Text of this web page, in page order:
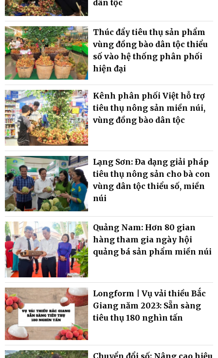
dân tộc
Thúc đẩy tiêu thụ sản phẩm
vùng đồng bào dân tộc thiểu
số vào hệ thống phân phối
hiện đại
Kênh phân phối Việt hỗ trợ
tiêu thụ nông sản miền núi,
vùng đồng bào dân tộc
Lạng Sơn: Đa dạng giải pháp
tiêu thụ nông sản cho bà con
vùng dân tộc thiểu số, miền
núi
Quảng Nam: Hơn 80 gian
hàng tham gia ngày hội
quảng bá sản phẩm miền núi
Longform | Vụ vải thiều Bắc
Giang năm 2023: Sẵn sàng
tiêu thụ 180 nghìn tấn
Chuyển đổi số: Nâng cao hiệu